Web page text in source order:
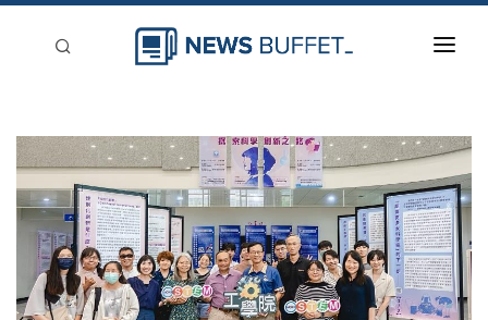
新聞稿分類
登入
刊登